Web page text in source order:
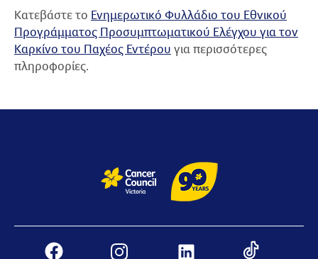
Κατεβάστε το Ενημερωτικό Φυλλάδιο του Εθνικού
Προγράμματος Προσυμπτωματικού Ελέγχου για τον
Καρκίνο του Παχέος Εντέρου για περισσότερες
πληροφορίες.